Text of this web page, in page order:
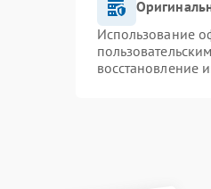
Использование
восстановление